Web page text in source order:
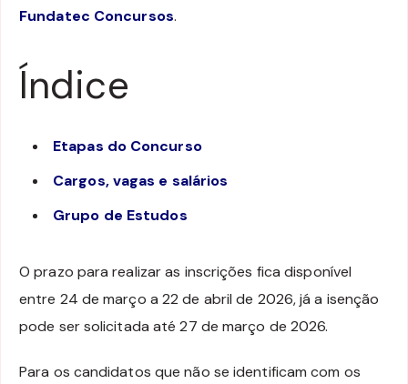
Fundatec Concursos.
Índice
Etapas do Concurso
Cargos, vagas e salários
Grupo de Estudos
O prazo para realizar as inscrições fica disponível
entre 24 de março a 22 de abril de 2026, já a isenção
pode ser solicitada até 27 de março de 2026.
Para os candidatos que não se identificam com os